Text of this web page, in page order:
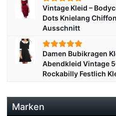
Vintage Kleid –
Dots Knielang
Ausschnitt
Damen Bubikragen
Abendkleid Vintage
Rockabilly Festlich
Marken